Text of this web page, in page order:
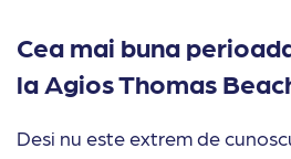
Cea mai buna
la Agios Thomas
Desi nu este extrem de